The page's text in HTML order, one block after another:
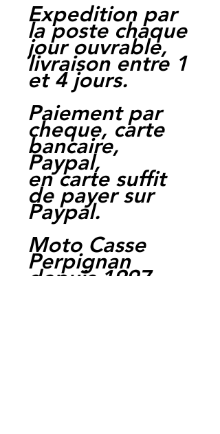
Expedition par
la poste chaque
jour ouvrable,
livraison entre 1
et 4 jours.
Paiement par
cheque, carte
bancaire,
Paypal,
en carte suffit
de payer sur
Paypal.
Moto Casse
Perpignan
depuis 1997